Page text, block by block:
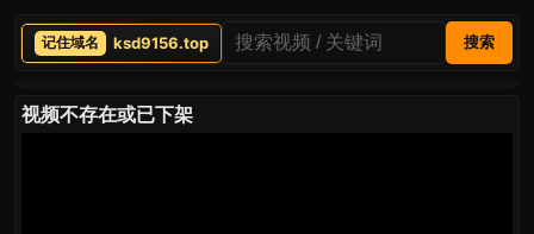
ksd9156.top 搜索
视频不存在或已下架